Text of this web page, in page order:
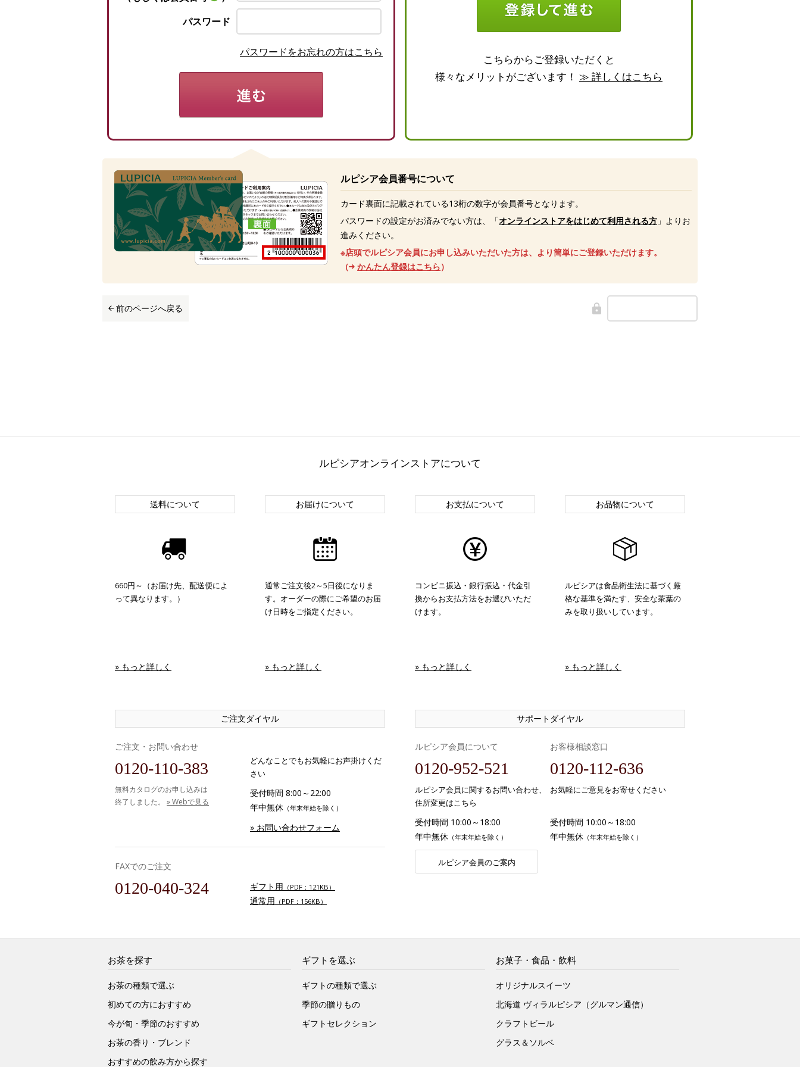
パスワード
パスワードをお忘れの方はこちら
こちらからご登録いただくと
様々なメリットがございます！ ≫ 詳しくはこちら
ルピシア会員番号について
カード裏面に記載されている13桁の数字が会員番号となります。
パスワードの設定がお済みでない方は、「オンラインストアをはじめて利用される方 」よりお
進みください。
※店頭でルピシア会員にお申し込みいただいた方は、より簡単にご登録いただけます。
（
かんたん登録はこちら）
前のページへ戻る
ルピシアオンラインストアについて
送料について
660円～（お届け先、配送便によ
って異なります。）
» もっと詳しく
お届けについて
通常ご注文後2～5日後になりま
す。オーダーの際にご希望のお届
け日時をご指定ください。
» もっと詳しく
お支払について
コンビニ振込・銀行振込・代金引
換からお支払方法をお選びいただ
けます。
» もっと詳しく
お品物について
ルピシアは食品衛生法に基づく厳
格な基準を満たす、安全な茶葉の
みを取り扱いしています。
» もっと詳しく
ご注文ダイヤル
ご注文・お問い合わせ
0120-110-383
無料カタログのお申し込みは
終了しました。 » Webで見る
どんなことでもお気軽にお声掛けくだ
さい
受付時間 8:00～22:00
年中無休 （年末年始を除く）
» お問い合わせフォーム
FAXでのご注文
0120-040-324 ギフト用 （PDF：121KB）
通常用 （PDF：156KB）
サポートダイヤル
ルピシア会員について
0120-952-521
ルピシア会員に関するお問い合わせ、
住所変更はこちら
受付時間 10:00～18:00
年中無休 （年末年始を除く）
ルピシア会員のご案内
お客様相談窓口
0120-112-636
お気軽にご意見をお寄せください
受付時間 10:00～18:00
年中無休 （年末年始を除く）
お茶を探す
お茶の種類で選ぶ
初めての方におすすめ
今が旬・季節のおすすめ
お茶の香り・ブレンド
おすすめの飲み方から探す
ギフトを選ぶ
ギフトの種類で選ぶ
季節の贈りもの
ギフトセレクション
お菓子・食品・飲料
オリジナルスイーツ
北海道 ヴィラルピシア（グルマン通信）
クラフトビール
グラス＆ソルベ